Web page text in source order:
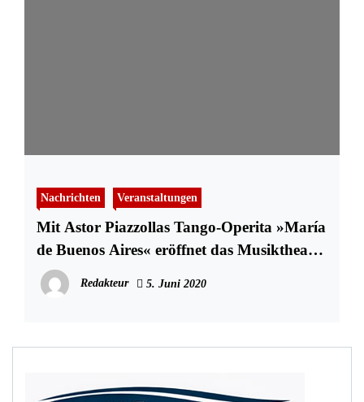
Nachrichten Veranstaltungen
Mit Astor Piazzollas Tango-Operita »María
de Buenos Aires« eröffnet das Musiktheater
die Spielzeit 2019/20
Redakteur 5. Juni 2020